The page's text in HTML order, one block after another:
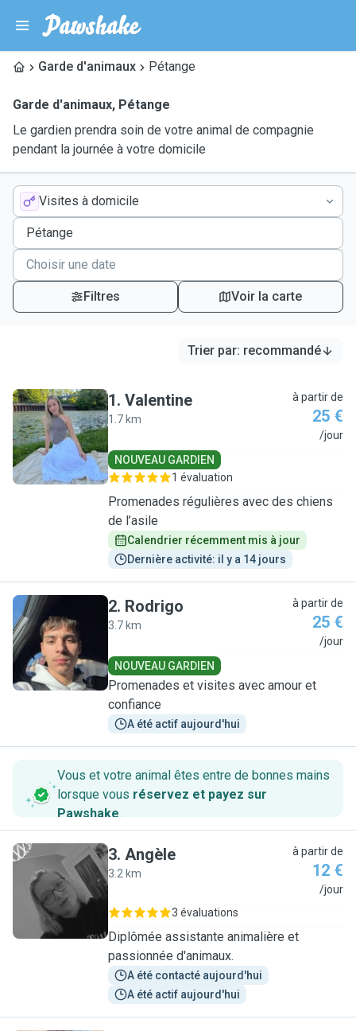
Garde d'animaux Pétange
Garde d'animaux, Pétange
Le gardien prendra soin de votre animal de compagnie
pendant la journée à votre domicile
Visites à domicile
Filtres Voir la carte
Trier par: recommandé
V
1. Valentine
1.7 km
à partir de
25 €
/jour
NOUVEAU GARDIEN
1 évaluation
Promenades régulières avec des chiens
de l’asile
Calendrier récemment mis à jour
Dernière activité: il y a 14 jours
R
2. Rodrigo
3.7 km
à partir de
25 €
/jour
NOUVEAU GARDIEN
Promenades et visites avec amour et
confiance
A été actif aujourd'hui
Vous et votre animal êtes entre de bonnes mains
lorsque vous réservez et payez sur
Pawshake.
A
3. Angèle
3.2 km
à partir de
12 €
/jour
3 évaluations
Diplômée assistante animalière et
passionnée d'animaux.
A été contacté aujourd'hui
A été actif aujourd'hui